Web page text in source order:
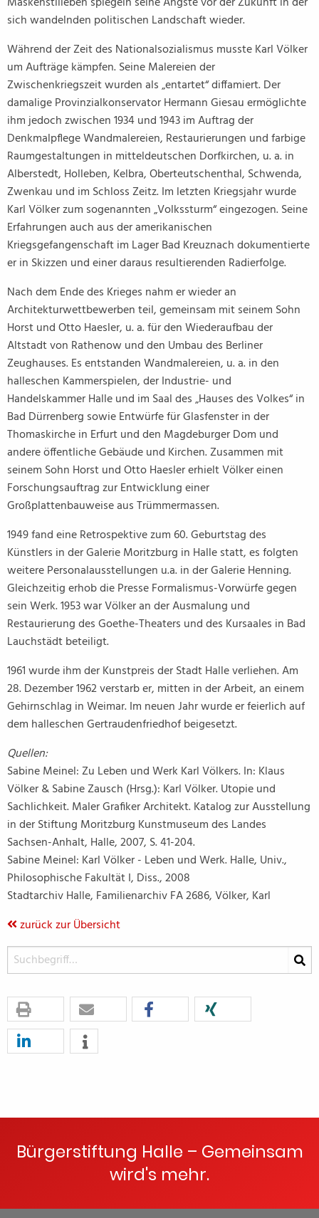
sich wandelnden politischen Landschaft wieder.
Während der Zeit des Nationalsozialismus musste Karl Völker
um Aufträge kämpfen. Seine Malereien der
Zwischenkriegszeit wurden als „entartet“ diffamiert. Der
damalige Provinzialkonservator Hermann Giesau ermöglichte
ihm jedoch zwischen 1934 und 1943 im Auftrag der
Denkmalpflege Wandmalereien, Restaurierungen und farbige
Raumgestaltungen in mitteldeutschen Dorfkirchen, u. a. in
Alberstedt, Holleben, Kelbra, Oberteutschenthal, Schwenda,
Zwenkau und im Schloss Zeitz. Im letzten Kriegsjahr wurde
Karl Völker zum sogenannten „Volkssturm“ eingezogen. Seine
Erfahrungen auch aus der amerikanischen
Kriegsgefangenschaft im Lager Bad Kreuznach dokumentierte
er in Skizzen und einer daraus resultierenden Radierfolge.
Nach dem Ende des Krieges nahm er wieder an
Architekturwettbewerben teil, gemeinsam mit seinem Sohn
Horst und Otto Haesler, u. a. für den Wiederaufbau der
Altstadt von Rathenow und den Umbau des Berliner
Zeughauses. Es entstanden Wandmalereien, u. a. in den
halleschen Kammerspielen, der Industrie- und
Handelskammer Halle und im Saal des „Hauses des Volkes“ in
Bad Dürrenberg sowie Entwürfe für Glasfenster in der
Thomaskirche in Erfurt und den Magdeburger Dom und
andere öffentliche Gebäude und Kirchen. Zusammen mit
seinem Sohn Horst und Otto Haesler erhielt Völker einen
Forschungsauftrag zur Entwicklung einer
Großplattenbauweise aus Trümmermassen.
1949 fand eine Retrospektive zum 60. Geburtstag des
Künstlers in der Galerie Moritzburg in Halle statt, es folgten
weitere Personalausstellungen u.a. in der Galerie Henning.
Gleichzeitig erhob die Presse Formalismus-Vorwürfe gegen
sein Werk. 1953 war Völker an der Ausmalung und
Restaurierung des Goethe-Theaters und des Kursaales in Bad
Lauchstädt beteiligt.
1961 wurde ihm der Kunstpreis der Stadt Halle verliehen. Am
28. Dezember 1962 verstarb er, mitten in der Arbeit, an einem
Gehirnschlag in Weimar. Im neuen Jahr wurde er feierlich auf
dem halleschen Gertraudenfriedhof beigesetzt.
Quellen:
Sabine Meinel: Zu Leben und Werk Karl Völkers. In: Klaus
Völker & Sabine Zausch (Hrsg.): Karl Völker. Utopie und
Sachlichkeit. Maler Grafiker Architekt. Katalog zur Ausstellung
in der Stiftung Moritzburg Kunstmuseum des Landes
Sachsen-Anhalt, Halle, 2007, S. 41-204.
Sabine Meinel: Karl Völker - Leben und Werk. Halle, Univ.,
Philosophische Fakultät I, Diss., 2008
Stadtarchiv Halle, Familienarchiv FA 2686, Völker, Karl
zurück zur Übersicht
Bürgerstiftung Halle – Gemeinsam
wird's mehr.